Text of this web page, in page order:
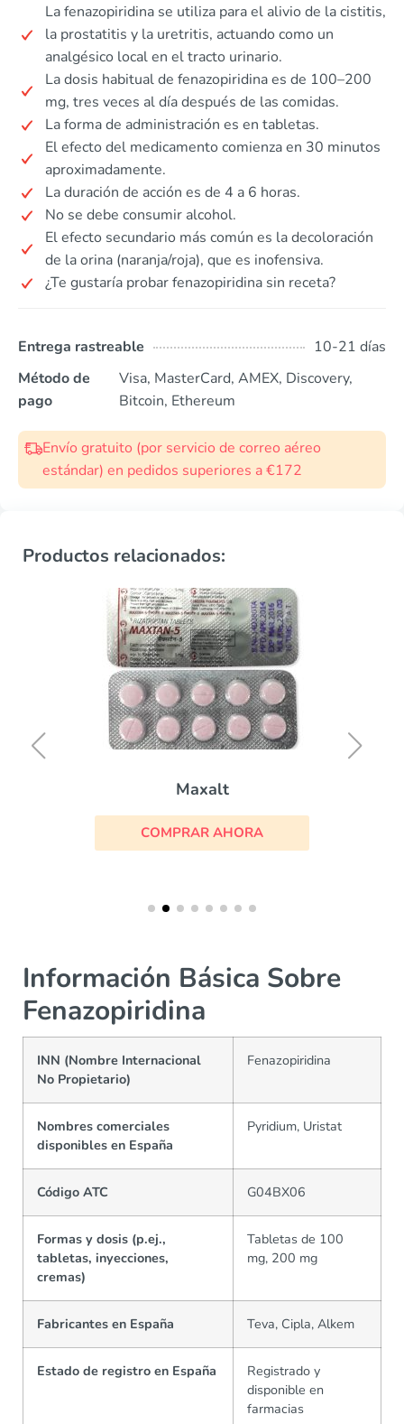
La fenazopiridina se utiliza para el alivio de la cistitis,
la prostatitis y la uretritis, actuando como un
analgésico local en el tracto urinario.
La dosis habitual de fenazopiridina es de 100–200
mg, tres veces al día después de las comidas.
La forma de administración es en tabletas.
El efecto del medicamento comienza en 30 minutos
aproximadamente.
La duración de acción es de 4 a 6 horas.
No se debe consumir alcohol.
El efecto secundario más común es la decoloración
de la orina (naranja/roja), que es inofensiva.
¿Te gustaría probar fenazopiridina sin receta?
Entrega rastreable
10-21 días
Método de
pago
Visa, MasterCard, AMEX, Discovery,
Bitcoin, Ethereum
Envío gratuito (por servicio de correo aéreo
estándar) en pedidos superiores a €172
Productos relacionados:
Maxalt
COMPRAR AHORA
Información Básica Sobre
Fenazopiridina
INN (Nombre Internacional
No Propietario)
Fenazopiridina
Nombres comerciales
disponibles en España
Pyridium, Uristat
Código ATC G04BX06
Formas y dosis (p.ej.,
tabletas, inyecciones,
cremas)
Tabletas de 100
mg, 200 mg
Fabricantes en España Teva, Cipla, Alkem
Estado de registro en España
Registrado y
disponible en
farmacias